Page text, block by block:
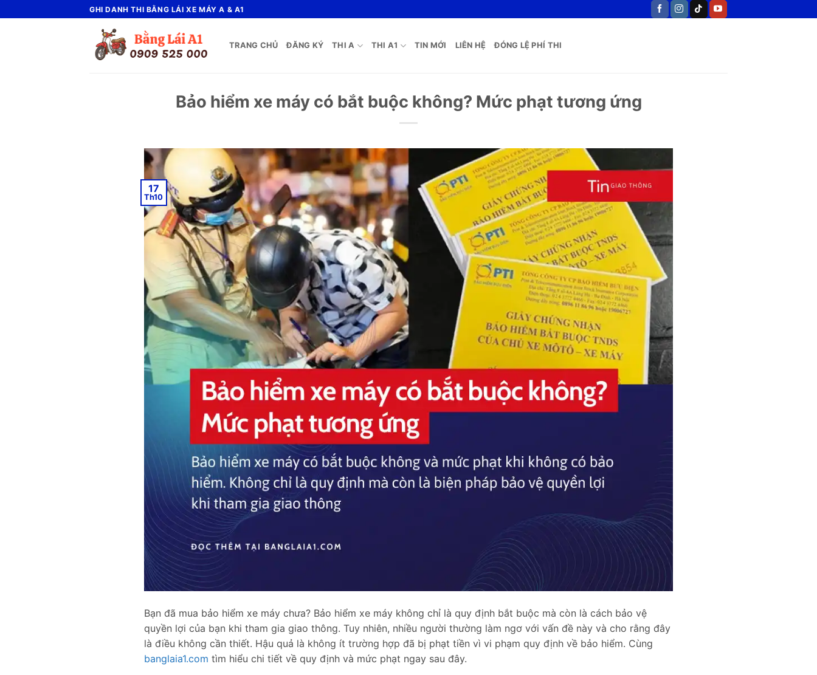
qua
GHI DANH THI BẰNG LÁI XE MÁY A & A1
TRANG CHỦ ĐĂNG KÝ THI A THI A1 TIN MỚI LIÊN HỆ ĐÓNG LỆ PHÍ THI
Bảo hiểm xe máy có bắt buộc không? Mức phạt tương ứng
17
Th10
Bạn đã mua bảo hiểm xe máy chưa? Bảo hiểm xe máy không chỉ là quy định bắt buộc mà còn là cách bảo vệ
quyền lợi của bạn khi tham gia giao thông. Tuy nhiên, nhiều người thường làm ngơ với vấn đề này và cho rằng đây
là điều không cần thiết. Hậu quả là không ít trường hợp đã bị phạt tiền vì vi phạm quy định về bảo hiểm. Cùng
banglaia1.com tìm hiểu chi tiết về quy định và mức phạt ngay sau đây.